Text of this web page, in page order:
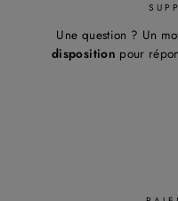
Une question ? Un
disposition pour